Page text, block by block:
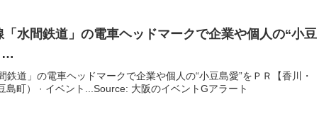
「水間鉄道」の電車ヘッドマークで企業や個人の“小豆
…
鉄道」の電車ヘッドマークで企業や個人の“小豆島愛”をＰＲ【香川・
島町） · イベント...Source: 大阪のイベントGアラート